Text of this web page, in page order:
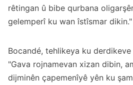
rêtingan û bibe qurbana
gelemperî ku wan îstîsmar dikin."
Bocandé, tehlikeya ku
"Gava rojnamevan xizan dibin,
dijminên çapemenîyê yên ku